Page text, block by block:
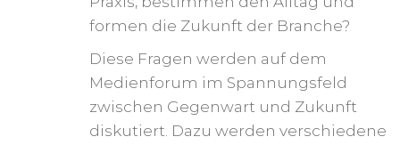
formen die Zukunft der Branche?
Diese Fragen werden auf dem
Medienforum im Spannungsfeld
zwischen Gegenwart und Zukunft
diskutiert. Dazu werden verschiedene